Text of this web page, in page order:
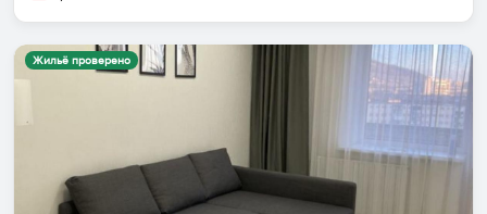
Жильё проверено